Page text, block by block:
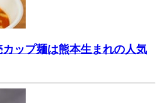
カップ麺は熊本生まれの人気